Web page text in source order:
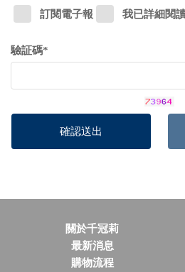
訂閱電子報 我已詳細閱
驗証碼*
關於千冠莉
最新消息
購物流程